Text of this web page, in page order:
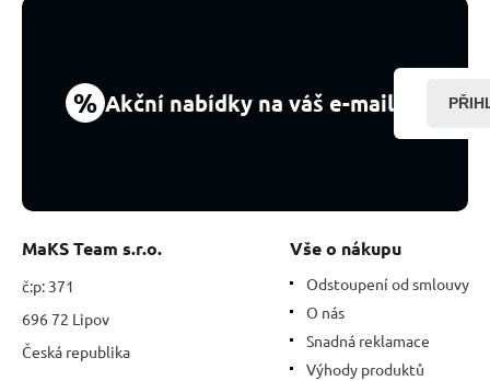
-
17
a
intuice
% Akční nabídky na váš e-mail
MaKS Team s.r.o.
č:p: 371
696 72 Lipov
Česká republika
Vše o nákupu
Odstoupení od smlouvy
O nás
Snadná reklamace
Výhody produktů